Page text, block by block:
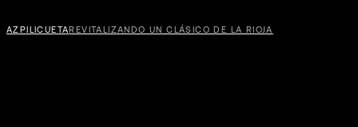
AZPILICUETAREVITALIZANDO UN CLÁSICO DE LA RIOJA